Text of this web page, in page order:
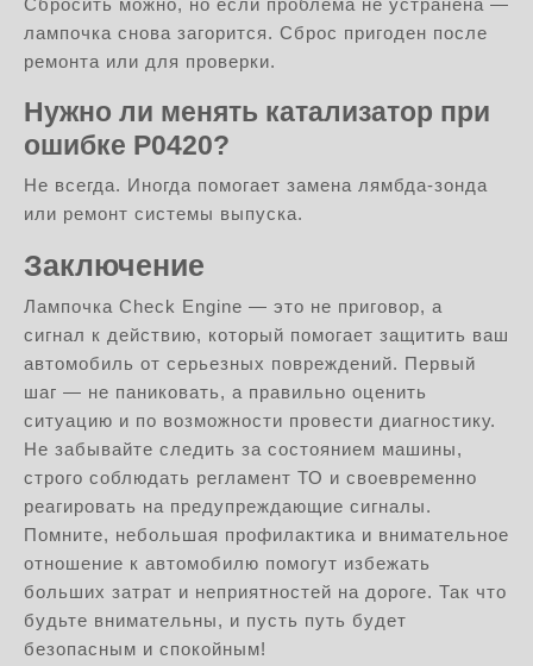
Сбросить можно, но если проблема не устранена —
лампочка снова загорится. Сброс пригоден после
ремонта или для проверки.
Нужно ли менять катализатор при
ошибке P0420?
Не всегда. Иногда помогает замена лямбда-зонда
или ремонт системы выпуска.
Заключение
Лампочка Check Engine — это не приговор, а
сигнал к действию, который помогает защитить ваш
автомобиль от серьезных повреждений. Первый
шаг — не паниковать, а правильно оценить
ситуацию и по возможности провести диагностику.
Не забывайте следить за состоянием машины,
строго соблюдать регламент ТО и своевременно
реагировать на предупреждающие сигналы.
Помните, небольшая профилактика и внимательное
отношение к автомобилю помогут избежать
больших затрат и неприятностей на дороге. Так что
будьте внимательны, и пусть путь будет
безопасным и спокойным!